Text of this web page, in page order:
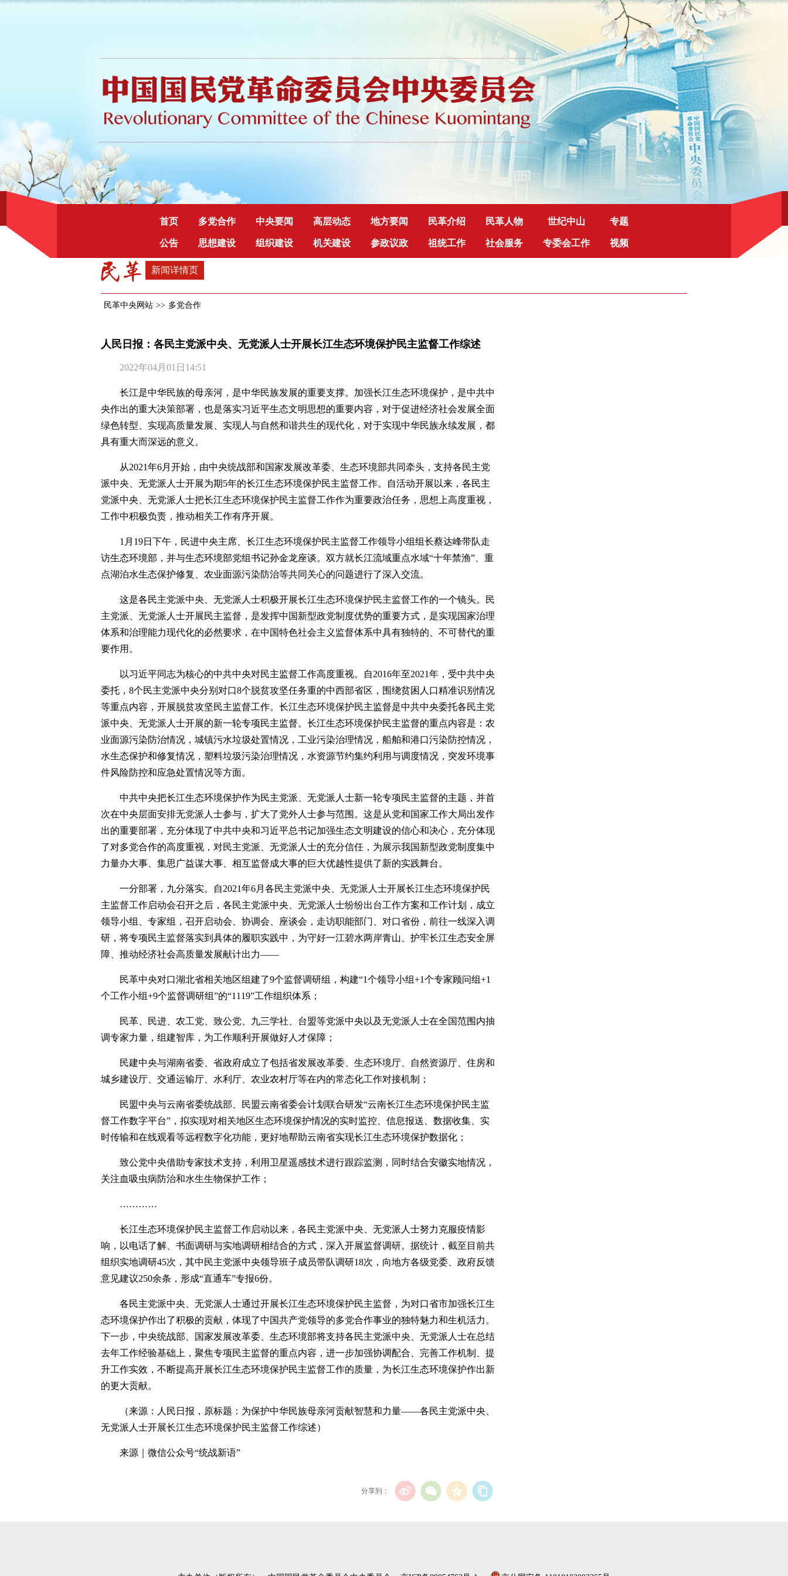
首页 多党合作 中央要闻 高层动态 地方要闻 民革介绍 民革人物 世纪中山 专题
公告 思想建设 组织建设 机关建设 参政议政 祖统工作 社会服务 专委会工作 视频
新闻详情页
民革中央网站 >> 多党合作
人民日报：各民主党派中央、无党派人士开展长江生态环境保护民主监督工作综述
2022年04月01日14:51
长江是中华民族的母亲河，是中华民族发展的重要支撑。加强长江生态环境保护，是中共中
央作出的重大决策部署，也是落实习近平生态文明思想的重要内容，对于促进经济社会发展全面
绿色转型、实现高质量发展、实现人与自然和谐共生的现代化，对于实现中华民族永续发展，都
具有重大而深远的意义。
从2021年6月开始，由中央统战部和国家发展改革委、生态环境部共同牵头，支持各民主党
派中央、无党派人士开展为期5年的长江生态环境保护民主监督工作。自活动开展以来，各民主
党派中央、无党派人士把长江生态环境保护民主监督工作作为重要政治任务，思想上高度重视，
工作中积极负责，推动相关工作有序开展。
1月19日下午，民进中央主席、长江生态环境保护民主监督工作领导小组组长蔡达峰带队走
访生态环境部，并与生态环境部党组书记孙金龙座谈。双方就长江流域重点水域“十年禁渔”、重
点湖泊水生态保护修复、农业面源污染防治等共同关心的问题进行了深入交流。
这是各民主党派中央、无党派人士积极开展长江生态环境保护民主监督工作的一个镜头。民
主党派、无党派人士开展民主监督，是发挥中国新型政党制度优势的重要方式，是实现国家治理
体系和治理能力现代化的必然要求，在中国特色社会主义监督体系中具有独特的、不可替代的重
要作用。
以习近平同志为核心的中共中央对民主监督工作高度重视。自2016年至2021年，受中共中央
委托，8个民主党派中央分别对口8个脱贫攻坚任务重的中西部省区，围绕贫困人口精准识别情况
等重点内容，开展脱贫攻坚民主监督工作。长江生态环境保护民主监督是中共中央委托各民主党
派中央、无党派人士开展的新一轮专项民主监督。长江生态环境保护民主监督的重点内容是：农
业面源污染防治情况，城镇污水垃圾处置情况，工业污染治理情况，船舶和港口污染防控情况，
水生态保护和修复情况，塑料垃圾污染治理情况，水资源节约集约利用与调度情况，突发环境事
件风险防控和应急处置情况等方面。
中共中央把长江生态环境保护作为民主党派、无党派人士新一轮专项民主监督的主题，并首
次在中央层面安排无党派人士参与，扩大了党外人士参与范围。这是从党和国家工作大局出发作
出的重要部署，充分体现了中共中央和习近平总书记加强生态文明建设的信心和决心，充分体现
了对多党合作的高度重视，对民主党派、无党派人士的充分信任，为展示我国新型政党制度集中
力量办大事、集思广益谋大事、相互监督成大事的巨大优越性提供了新的实践舞台。
一分部署，九分落实。自2021年6月各民主党派中央、无党派人士开展长江生态环境保护民
主监督工作启动会召开之后，各民主党派中央、无党派人士纷纷出台工作方案和工作计划，成立
领导小组、专家组，召开启动会、协调会、座谈会，走访职能部门、对口省份，前往一线深入调
研，将专项民主监督落实到具体的履职实践中，为守好一江碧水两岸青山、护牢长江生态安全屏
障、推动经济社会高质量发展献计出力——
民革中央对口湖北省相关地区组建了9个监督调研组，构建“1个领导小组+1个专家顾问组+1
个工作小组+9个监督调研组”的“1119”工作组织体系；
民革、民进、农工党、致公党、九三学社、台盟等党派中央以及无党派人士在全国范围内抽
调专家力量，组建智库，为工作顺利开展做好人才保障；
民建中央与湖南省委、省政府成立了包括省发展改革委、生态环境厅、自然资源厅、住房和
城乡建设厅、交通运输厅、水利厅、农业农村厅等在内的常态化工作对接机制；
民盟中央与云南省委统战部、民盟云南省委会计划联合研发“云南长江生态环境保护民主监
督工作数字平台”，拟实现对相关地区生态环境保护情况的实时监控、信息报送、数据收集、实
时传输和在线观看等远程数字化功能，更好地帮助云南省实现长江生态环境保护数据化；
致公党中央借助专家技术支持，利用卫星遥感技术进行跟踪监测，同时结合安徽实地情况，
关注血吸虫病防治和水生生物保护工作；
…………
长江生态环境保护民主监督工作启动以来，各民主党派中央、无党派人士努力克服疫情影
响，以电话了解、书面调研与实地调研相结合的方式，深入开展监督调研。据统计，截至目前共
组织实地调研45次，其中民主党派中央领导班子成员带队调研18次，向地方各级党委、政府反馈
意见建议250余条，形成“直通车”专报6份。
各民主党派中央、无党派人士通过开展长江生态环境保护民主监督，为对口省市加强长江生
态环境保护作出了积极的贡献，体现了中国共产党领导的多党合作事业的独特魅力和生机活力。
下一步，中央统战部、国家发展改革委、生态环境部将支持各民主党派中央、无党派人士在总结
去年工作经验基础上，聚焦专项民主监督的重点内容，进一步加强协调配合、完善工作机制、提
升工作实效，不断提高开展长江生态环境保护民主监督工作的质量，为长江生态环境保护作出新
的更大贡献。
（来源：人民日报，原标题：为保护中华民族母亲河贡献智慧和力量——各民主党派中央、
无党派人士开展长江生态环境保护民主监督工作综述）
来源｜微信公众号“统战新语”
分享到：